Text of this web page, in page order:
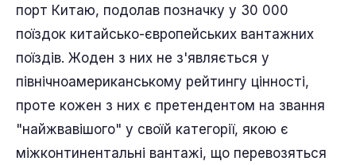
порт Китаю, подолав позначку у 30 000
поїздок китайсько-європейських вантажних
поїздів. Жоден з них не з'являється у
північноамериканському рейтингу цінності,
проте кожен з них є претендентом на звання
"найжвавішого" у своїй категорії, якою є
міжконтинентальні вантажі, що перевозяться